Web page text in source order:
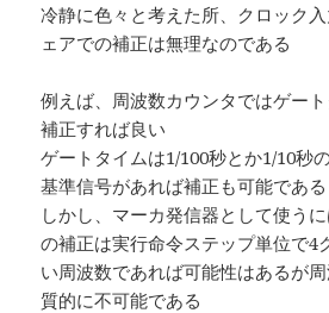
冷静に色々と考えた所、クロック
ェアでの補正は無理なのである
例えば、周波数カウンタではゲー
補正すれば良い
ゲートタイムは1/100秒とか1/10秒
基準信号があれば補正も可能である
しかし、マーカ発信器として使う
の補正は実行命令ステップ単位で4
い周波数であれば可能性はあるが
質的に不可能である